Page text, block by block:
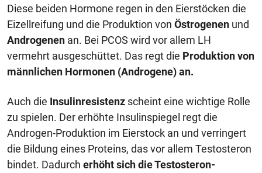
Diese beiden Hormone regen in den Eierstöcken die
Eizellreifung und die Produktion von Östrogenen und
Androgenen an. Bei PCOS wird vor allem LH
vermehrt ausgeschüttet. Das regt die Produktion von
männlichen Hormonen (Androgene) an.
Auch die Insulinresistenz scheint eine wichtige Rolle
zu spielen. Der erhöhte Insulinspiegel regt die
Androgen-Produktion im Eierstock an und verringert
die Bildung eines Proteins, das vor allem Testosteron
bindet. Dadurch erhöht sich die Testosteron-